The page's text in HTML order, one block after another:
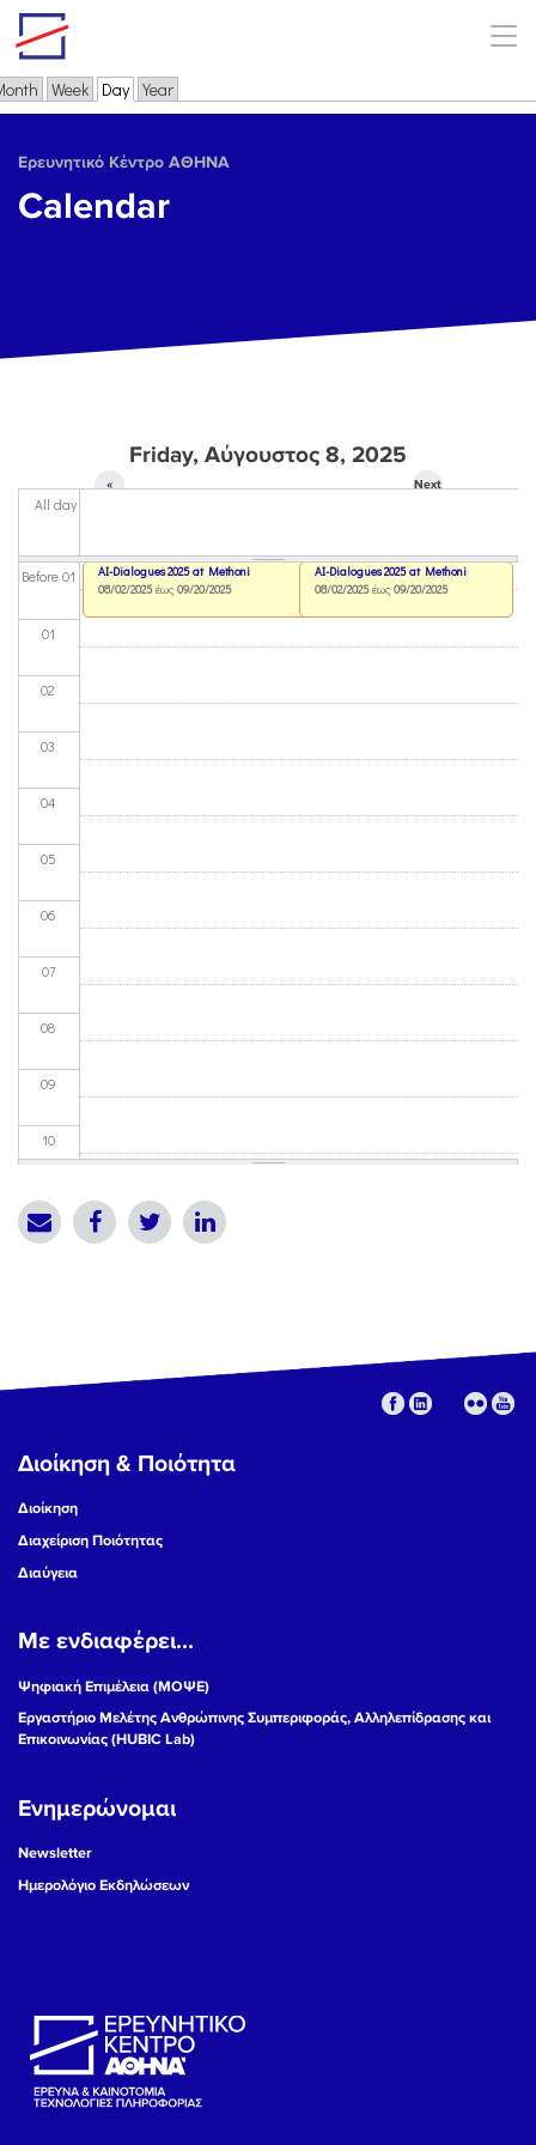
Skip to main content
Primary tabs
Week Day(active tab)
Year
Ερευνητικό Κέντρο ΑΘΗΝΑ
Calendar
Friday, Αύγουστος 8, 2025
«
Next
All day
Before 01
01
02
03
04
05
06
07
08
09
10
16
17
19
22
AI-Dialogues 2025 at Methoni
08/02/2025έως 09/20/2025
AI-Dialogues 2025 at Methoni
08/02/2025έως 09/20/2025
Διοίκηση & Ποιότητα
Διοίκηση
Διαχείριση Ποιότητας
Διαύγεια
Με ενδιαφέρει...
Ψηφιακή Επιμέλεια (ΜΟΨΕ)
Εργαστήριο Μελέτης Ανθρώπινης Συμπεριφοράς, Αλληλεπίδρασης και
Επικοινωνίας (HUBIC Lab)
Ενημερώνομαι
Newsletter
Ημερολόγιο Εκδηλώσεων